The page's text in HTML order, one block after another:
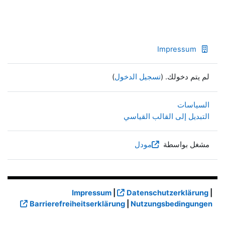
Impressum
لم يتم دخولك. (تسجيل الدخول)
السياسات
التبديل إلى القالب القياسي
مشغل بواسطة مودل
Impressum Datenschutzerklärung
Barrierefreiheitserklärung
Nutzungsbedingungen